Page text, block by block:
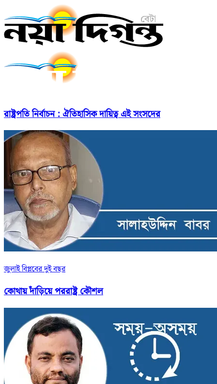
রাষ্ট্রপতি নির্বাচন : ঐতিহাসিক দায়িত্ব এই সংসদের
জুলাই বিপ্লবের দুই বছর
কোথায় দাঁড়িয়ে পররাষ্ট্র কৌশল